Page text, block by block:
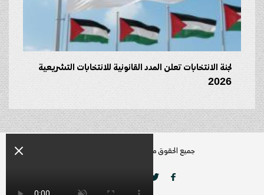
لجنة الانتخابات تعلن المدد القانونية للانتخابات التشريعية
2026
جميع الحقوق محفوظة راديو زمن © 2026